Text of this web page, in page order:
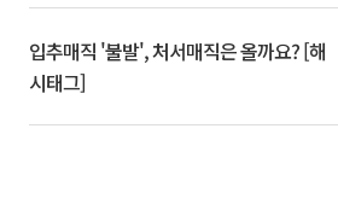
입추매직 '불발', 처서매직은 올까요? [해
시태그]